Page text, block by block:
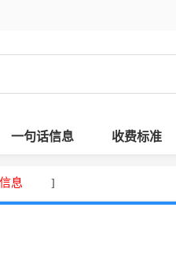
一句话信息 收费标准
息 ]